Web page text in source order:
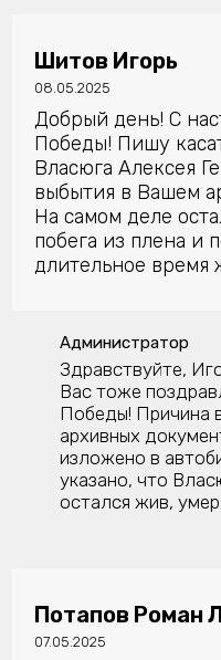
Шитов Игорь
08.05.2025
Добрый день! С
Победы! Пишу
Власюга Алексея
выбытия в Вашем
На самом деле
побега из плена и
длительное время
Администратор
Здравствуйте,
Вас тоже
Победы! Причина
архивных
изложено в
указано, что
остался жив,
Потапов Роман
07.05.2025